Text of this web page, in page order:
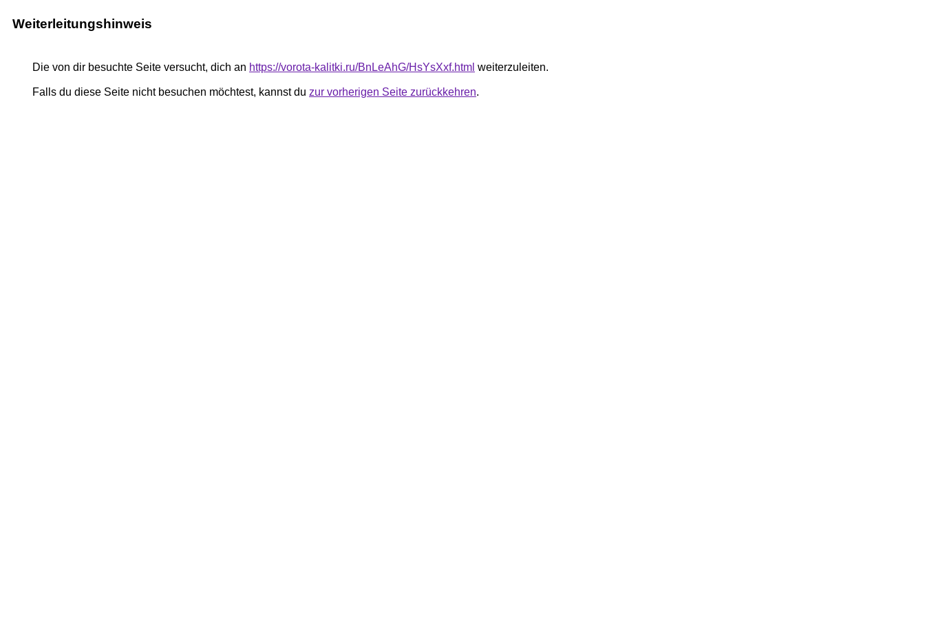
Weiterleitungshinweis
Die von dir besuchte Seite versucht, dich an https://vorota-kalitki.ru/BnLeAhG/HsYsXxf.html weiterzuleiten.
Falls du diese Seite nicht besuchen möchtest, kannst du zur vorherigen Seite zurückkehren.